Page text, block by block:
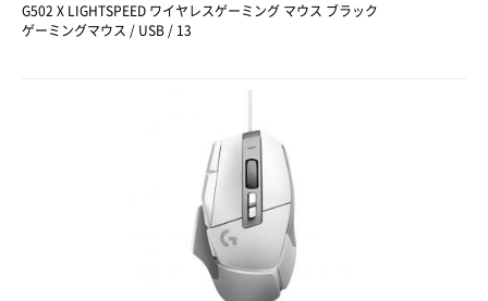
G502 X LIGHTSPEED ワイヤレスゲーミング マウス ブラック
ゲーミングマウス / USB / 13